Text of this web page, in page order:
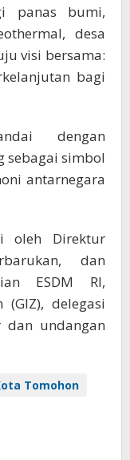
panas bumi,
desa
visi bersama:
bagi
dengan
sebagai simbol
antarnegara
oleh Direktur
dan
ESDM RI,
(GIZ), delegasi
dan undangan
Tomohon